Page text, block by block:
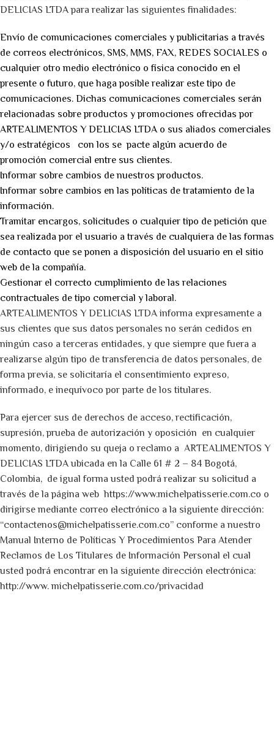
DELICIAS LTDA para realizar las siguientes finalidades:
Envío de comunicaciones comerciales y publicitarias a través
de correos electrónicos, SMS, MMS, FAX, REDES SOCIALES o
cualquier otro medio electrónico o física conocido en el
presente o futuro, que haga posible realizar este tipo de
comunicaciones. Dichas comunicaciones comerciales serán
relacionadas sobre productos y promociones ofrecidas por
ARTEALIMENTOS Y DELICIAS LTDA o sus aliados comerciales
y/o estratégicos con los se pacte algún acuerdo de
promoción comercial entre sus clientes.
Informar sobre cambios de nuestros productos.
Informar sobre cambios en las políticas de tratamiento de la
información.
Tramitar encargos, solicitudes o cualquier tipo de petición que
sea realizada por el usuario a través de cualquiera de las formas
de contacto que se ponen a disposición del usuario en el sitio
web de la compañía.
Gestionar el correcto cumplimiento de las relaciones
contractuales de tipo comercial y laboral.
ARTEALIMENTOS Y DELICIAS LTDA informa expresamente a
sus clientes que sus datos personales no serán cedidos en
ningún caso a terceras entidades, y que siempre que fuera a
realizarse algún tipo de transferencia de datos personales, de
forma previa, se solicitaría el consentimiento expreso,
informado, e inequívoco por parte de los titulares.
Para ejercer sus de derechos de acceso, rectificación,
supresión, prueba de autorización y oposición en cualquier
momento, dirigiendo su queja o reclamo a ARTEALIMENTOS Y
DELICIAS LTDA ubicada en la Calle 61 # 2 – 84 Bogotá,
Colombia, de igual forma usted podrá realizar su solicitud a
través de la página web https://www.michelpatisserie.com.co o
dirigirse mediante correo electrónico a la siguiente dirección:
“contactenos@michelpatisserie.com.co” conforme a nuestro
Manual Interno de Políticas Y Procedimientos Para Atender
Reclamos de Los Titulares de Información Personal el cual
usted podrá encontrar en la siguiente dirección electrónica:
http://www. michelpatisserie.com.co/privacidad